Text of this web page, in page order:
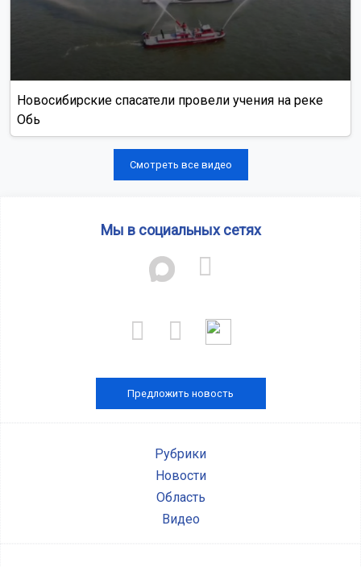
Новосибирские спасатели провели учения на реке
Обь
Смотреть все видео
Мы в социальных сетях
Предложить новость
Рубрики
Новости
Область
Видео